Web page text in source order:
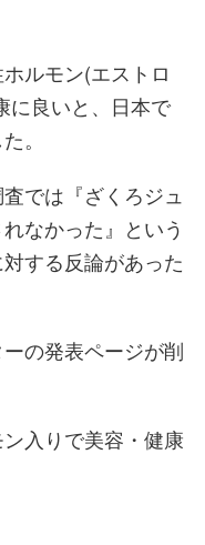
ルモン(エストロ
に良いと、日本で
。
では『ざくろジュ
なかった』という
する反論があった
の発表ページが削
入りで美容・健康